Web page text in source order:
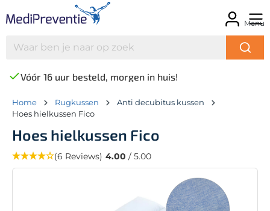
Menu
Vóór 16 uur besteld, morgen in huis!
Home Rugkussen
Anti decubitus kussen
Hoes hielkussen Fico
Hoes hielkussen Fico
(6 Reviews) 4.00 / 5.00